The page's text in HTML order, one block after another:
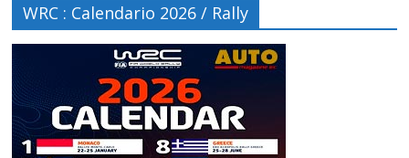
WRC : Calendario 2026 / Rally